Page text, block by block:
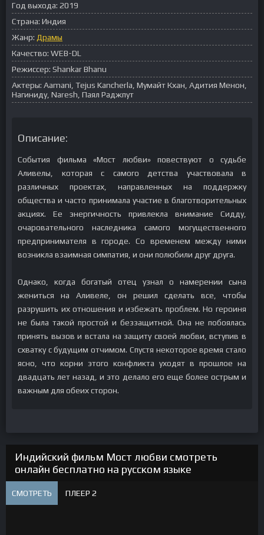
Год выхода: 2019
Страна: Индия
Жанр: Драмы
Качество: WEB-DL
Режиссер: Shankar Bhanu
Актеры: Aamani, Tejus Kancherla, Мумайт Кхан, Адития Менон,
Нагиниду, Naresh, Паял Раджпут
Описание:
События фильма «Мост любви» повествуют о судьбе
Аливелы, которая с самого детства участвовала в
различных проектах, направленных на поддержку
общества и часто принимала участие в благотворительных
акциях. Ее энергичность привлекла внимание Сидду,
очаровательного наследника самого могущественного
предпринимателя в городе. Со временем между ними
возникла взаимная симпатия, и они полюбили друг друга.
Однако, когда богатый отец узнал о намерении сына
жениться на Аливеле, он решил сделать все, чтобы
разрушить их отношения и избежать проблем. Но героиня
не была такой простой и беззащитной. Она не побоялась
принять вызов и встала на защиту своей любви, вступив в
схватку с будущим отчимом. Спустя некоторое время стало
ясно, что корни этого конфликта уходят в прошлое на
двадцать лет назад, и это делало его еще более острым и
важным для обеих сторон.
Индийский фильм Мост любви смотреть
онлайн бесплатно на русском языке
СМОТРЕТЬ ПЛЕЕР 2